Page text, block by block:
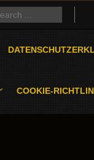
COOKIE-